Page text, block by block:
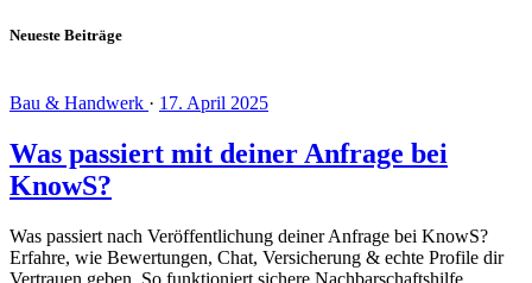
Neueste Beiträge
Bau & Handwerk · 17. April 2025
Was passiert mit deiner Anfrage bei
KnowS?
Was passiert nach Veröffentlichung deiner Anfrage bei KnowS?
Erfahre, wie Bewertungen, Chat, Versicherung & echte Profile dir
Vertrauen geben. So funktioniert sichere Nachbarschaftshilfe.